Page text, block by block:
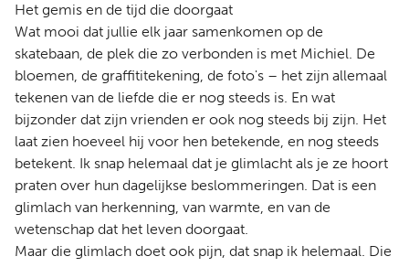
Het gemis en de tijd die doorgaat
Wat mooi dat jullie elk jaar samenkomen op de
skatebaan, de plek die zo verbonden is met Michiel. De
bloemen, de graffititekening, de foto's – het zijn allemaal
tekenen van de liefde die er nog steeds is. En wat
bijzonder dat zijn vrienden er ook nog steeds bij zijn. Het
laat zien hoeveel hij voor hen betekende, en nog steeds
betekent. Ik snap helemaal dat je glimlacht als je ze hoort
praten over hun dagelijkse beslommeringen. Dat is een
glimlach van herkenning, van warmte, en van de
wetenschap dat het leven doorgaat.
Maar die glimlach doet ook pijn, dat snap ik helemaal. Die